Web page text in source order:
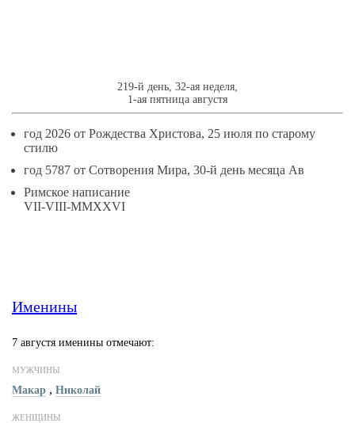
219-й день, 32-ая неделя,
1-ая пятница августя
год 2026 от Рождества Христова, 25 июля по старому
стилю
год 5787 от Сотворения Мира, 30-й день месяца Ав
Римское написание
VII-VIII-MMXXVI
Именины
7 августя именины отмечают:
МУЖЧИНЫ
Макар , Николай
ЖЕНЩИНЫ